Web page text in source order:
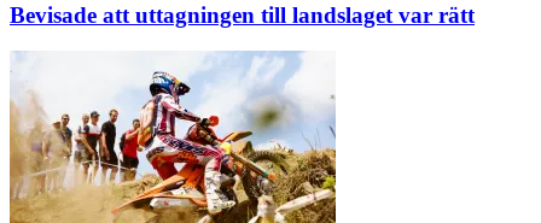
Bevisade att uttagningen till landslaget var rätt